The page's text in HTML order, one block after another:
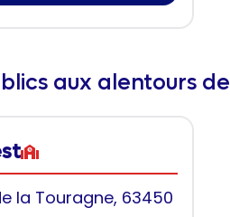
aux alentours de
la Touragne, 63450